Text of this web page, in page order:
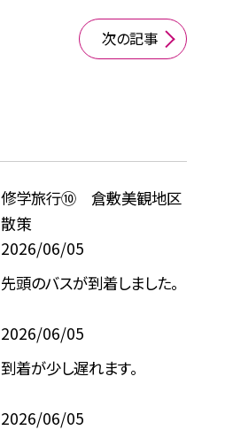
次の記事
修学旅行⑩ 倉敷美観地区
散策
2026/06/05
先頭のバスが到着しました。
2026/06/05
到着が少し遅れます。
2026/06/05